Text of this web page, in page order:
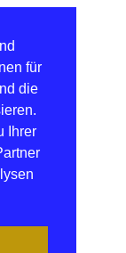
für
die
Ihrer